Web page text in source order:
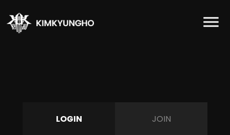
LOGIN JOIN